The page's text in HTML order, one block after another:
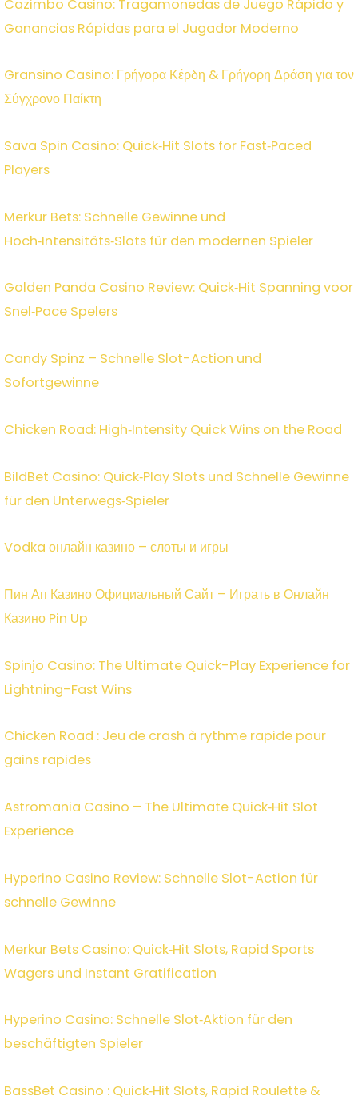
Cazimbo Casino: Tragamonedas de Juego Rápido y
Ganancias Rápidas para el Jugador Moderno
Gransino Casino: Γρήγορα Κέρδη & Γρήγορη Δράση για τον
Σύγχρονο Παίκτη
Sava Spin Casino: Quick‑Hit Slots for Fast‑Paced
Players
Merkur Bets: Schnelle Gewinne und
Hoch‑Intensitäts‑Slots für den modernen Spieler
Golden Panda Casino Review: Quick‑Hit Spanning voor
Snel‑Pace Spelers
Candy Spinz – Schnelle Slot-Action und
Sofortgewinne
Chicken Road: High‑Intensity Quick Wins on the Road
BildBet Casino: Quick‑Play Slots und Schnelle Gewinne
für den Unterwegs‑Spieler
Vodka онлайн казино – слоты и игры
Пин Ап Казино Официальный Сайт – Играть в Онлайн
Казино Pin Up
Spinjo Casino: The Ultimate Quick-Play Experience for
Lightning-Fast Wins
Chicken Road : Jeu de crash à rythme rapide pour
gains rapides
Astromania Casino – The Ultimate Quick‑Hit Slot
Experience
Hyperino Casino Review: Schnelle Slot-Action für
schnelle Gewinne
Merkur Bets Casino: Quick‑Hit Slots, Rapid Sports
Wagers und Instant Gratification
Hyperino Casino: Schnelle Slot‑Aktion für den
beschäftigten Spieler
BassBet Casino : Quick‑Hit Slots, Rapid Roulette &